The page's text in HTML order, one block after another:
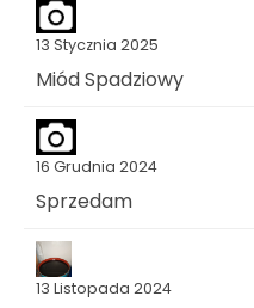
13 Stycznia 2025
Miód Spadziowy
16 Grudnia 2024
Sprzedam
13 Listopada 2024